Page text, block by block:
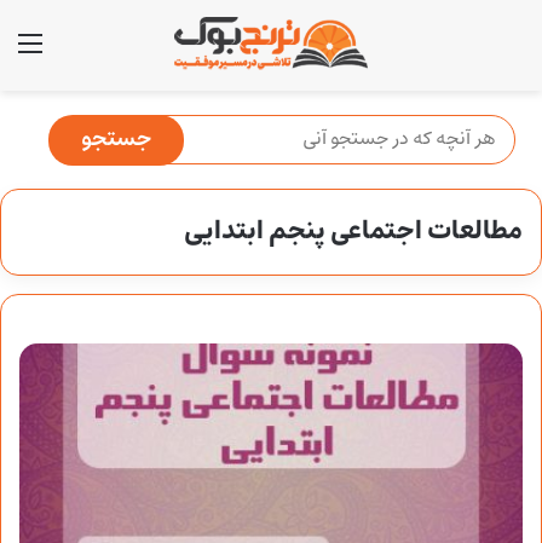
مطالعات اجتماعی پنجم ابتدایی